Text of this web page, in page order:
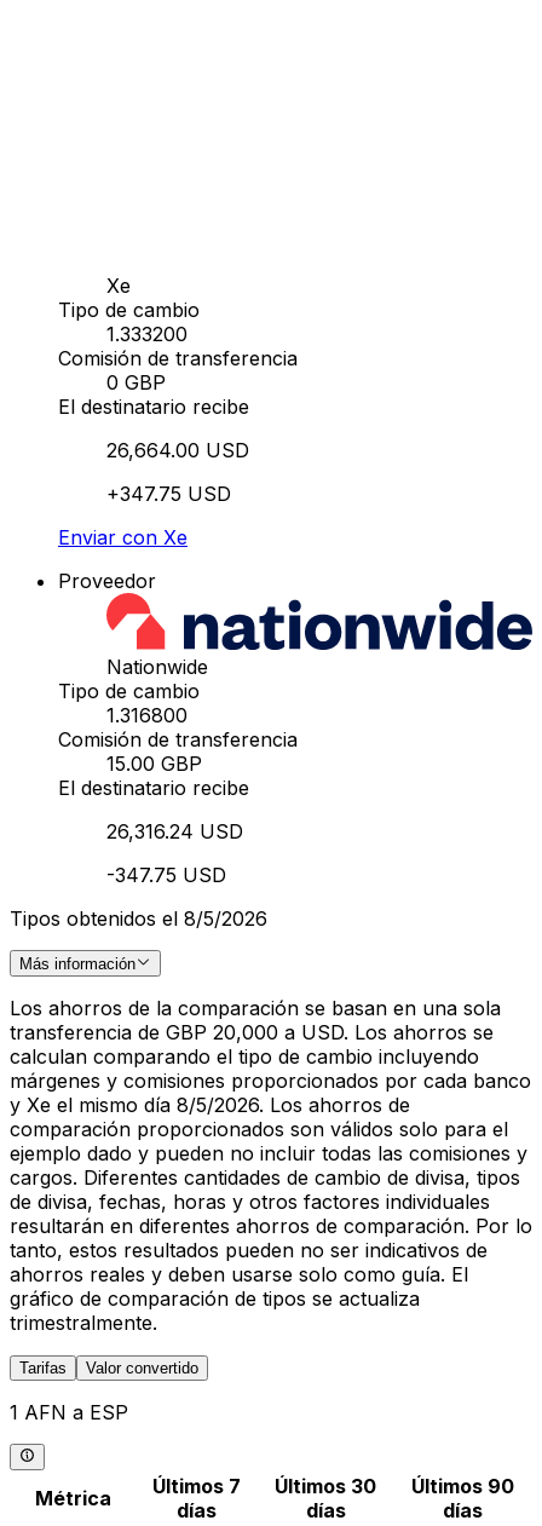
Xe
Tipo de cambio
1.333200
Comisión de transferencia
0 GBP
El destinatario recibe
26,664.00 USD
+347.75 USD
Enviar con Xe
Proveedor
Nationwide
Tipo de cambio
1.316800
Comisión de transferencia
15.00 GBP
El destinatario recibe
26,316.24 USD
-347.75 USD
Tipos obtenidos el 8/5/2026
Más información
Los ahorros de la comparación se basan en una sola
transferencia de GBP 20,000 a USD. Los ahorros se
calculan comparando el tipo de cambio incluyendo
márgenes y comisiones proporcionados por cada banco
y Xe el mismo día 8/5/2026. Los ahorros de
comparación proporcionados son válidos solo para el
ejemplo dado y pueden no incluir todas las comisiones y
cargos. Diferentes cantidades de cambio de divisa, tipos
de divisa, fechas, horas y otros factores individuales
resultarán en diferentes ahorros de comparación. Por lo
tanto, estos resultados pueden no ser indicativos de
ahorros reales y deben usarse solo como guía. El
gráfico de comparación de tipos se actualiza
trimestralmente.
Tarifas Valor convertido
1 AFN a ESP
Métrica
Últimos 7
días
Últimos 30
días
Últimos 90
días